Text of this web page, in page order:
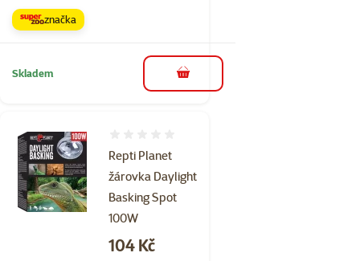
značka
Skladem do košíku
Repti Planet
žárovka Daylight
Basking Spot
100W
Cena
104 Kč